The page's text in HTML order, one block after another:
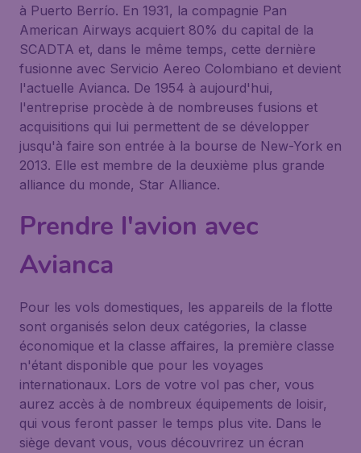
à Puerto Berrío. En 1931, la compagnie Pan
American Airways acquiert 80% du capital de la
SCADTA et, dans le même temps, cette dernière
fusionne avec Servicio Aereo Colombiano et devient
l'actuelle Avianca. De 1954 à aujourd'hui,
l'entreprise procède à de nombreuses fusions et
acquisitions qui lui permettent de se développer
jusqu'à faire son entrée à la bourse de New-York en
2013. Elle est membre de la deuxième plus grande
alliance du monde, Star Alliance.
Prendre l'avion avec
Avianca
Pour les vols domestiques, les appareils de la flotte
sont organisés selon deux catégories, la classe
économique et la classe affaires, la première classe
n'étant disponible que pour les voyages
internationaux. Lors de votre vol pas cher, vous
aurez accès à de nombreux équipements de loisir,
qui vous feront passer le temps plus vite. Dans le
siège devant vous, vous découvrirez un écran